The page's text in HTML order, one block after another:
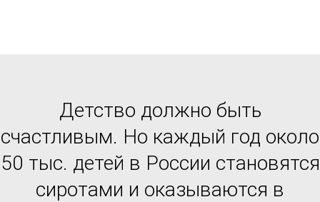
Детство должно быть
счастливым. Но каждый год около
50 тыс. детей в России становятся
сиротами и оказываются в